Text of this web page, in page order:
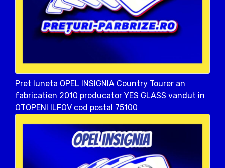
Pret luneta OPEL INSIGNIA Country Tourer an
fabricatien 2010 producator YES GLASS vandut in
OTOPENI ILFOV cod postal 75100